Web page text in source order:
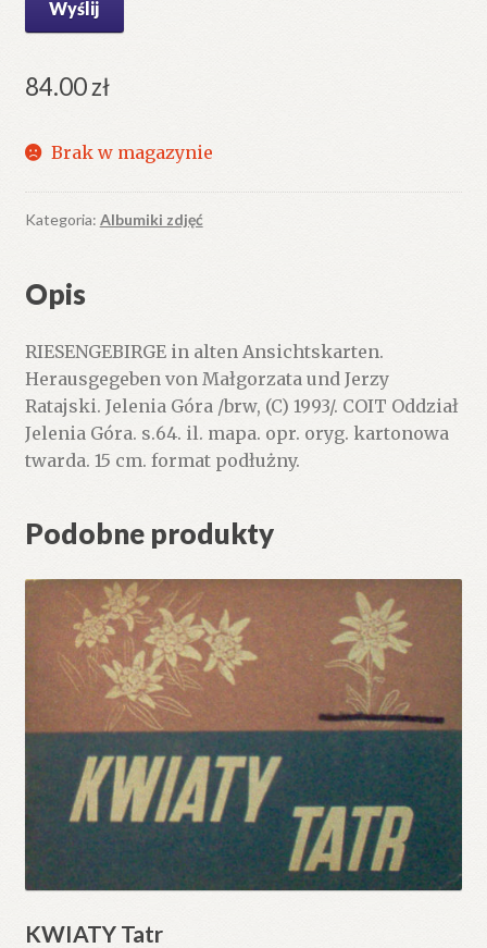
84.00zł
Brak w magazynie
Kategoria: Albumiki zdjęć
Opis
RIESENGEBIRGE in alten Ansichtskarten.
Herausgegeben von Małgorzata und Jerzy
Ratajski. Jelenia Góra /brw, (C) 1993/. COIT Oddział
Jelenia Góra. s.64. il. mapa. opr. oryg. kartonowa
twarda. 15 cm. format podłużny.
Podobne produkty
KWIATY Tatr